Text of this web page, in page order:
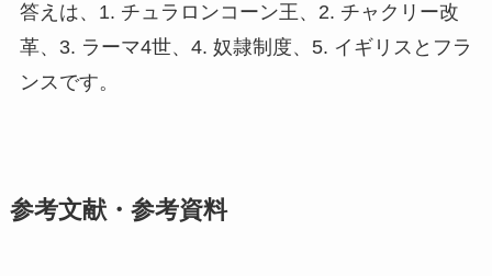
答えは、1. チュラロンコーン王、2. チャクリー改
革、3. ラーマ4世、4. 奴隷制度、5. イギリスとフラ
ンスです。
参考文献・参考資料